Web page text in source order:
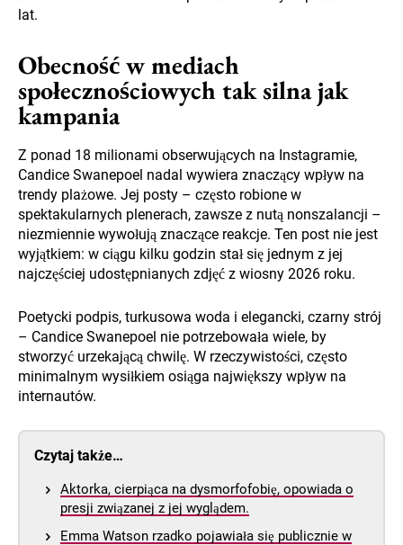
lat.
Obecność w mediach
społecznościowych tak silna jak
kampania
Z ponad 18 milionami obserwujących na Instagramie,
Candice Swanepoel nadal wywiera znaczący wpływ na
trendy plażowe. Jej posty – często robione w
spektakularnych plenerach, zawsze z nutą nonszalancji –
niezmiennie wywołują znaczące reakcje. Ten post nie jest
wyjątkiem: w ciągu kilku godzin stał się jednym z jej
najczęściej udostępnianych zdjęć z wiosny 2026 roku.
Poetycki podpis, turkusowa woda i elegancki, czarny strój
– Candice Swanepoel nie potrzebowała wiele, by
stworzyć urzekającą chwilę. W rzeczywistości, często
minimalnym wysiłkiem osiąga największy wpływ na
internautów.
Czytaj także…
Aktorka, cierpiąca na dysmorfofobię, opowiada o
presji związanej z jej wyglądem.
Emma Watson rzadko pojawiała się publicznie w